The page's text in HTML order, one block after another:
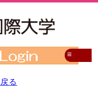
る
≡